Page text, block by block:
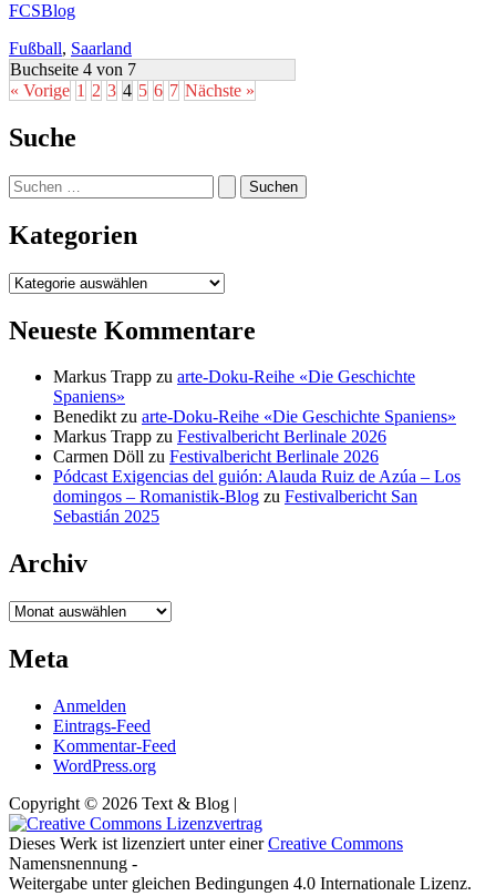
FCSBlog
Fußball, Saarland
Buchseite 4 von 7
« Vorige 1 2 3 4 5 6 7 Nächste »
Suche
Suchen
nach:
Kategorien
Kategorien
Neueste Kommentare
Markus Trapp zu arte-Doku-Reihe «Die Geschichte
Spaniens»
Benediktzu arte-Doku-Reihe «Die Geschichte Spaniens»
Markus Trapp zu Festivalbericht Berlinale 2026
Carmen Döll zu Festivalbericht Berlinale 2026
Pódcast Exigencias del guión: Alauda Ruiz de Azúa – Los
domingos – Romanistik-Blog zu Festivalbericht San
Sebastián 2025
Archiv
Archiv
Meta
Anmelden
Eintrags-Feed
Kommentar-Feed
WordPress.org
Copyright © 2026 Text & Blog |
Dieses Werk ist lizenziert unter einerCreative Commons
Namensnennung -
Weitergabe unter gleichen Bedingungen 4.0 Internationale Lizenz.